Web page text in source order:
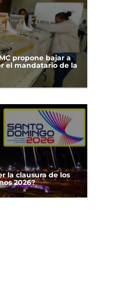
propone bajar a
el mandatario de la
la clausura de los
2026?